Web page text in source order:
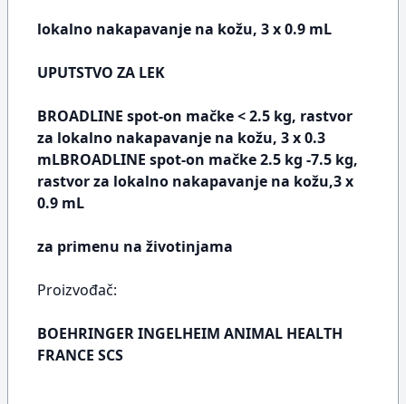
lokalno nakapavanje na kožu, 3 x 0.9 mL
UPUTSTVO ZA LEK
BROADLINE spot-on mačke < 2.5 kg, rastvor
za lokalno nakapavanje na kožu, 3 x 0.3
mLBROADLINE spot-on mačke 2.5 kg -7.5 kg,
rastvor za lokalno nakapavanje na kožu,3 x
0.9 mL
za primenu na životinjama
Proizvođač:
BOEHRINGER INGELHEIM ANIMAL HEALTH
FRANCE SCS